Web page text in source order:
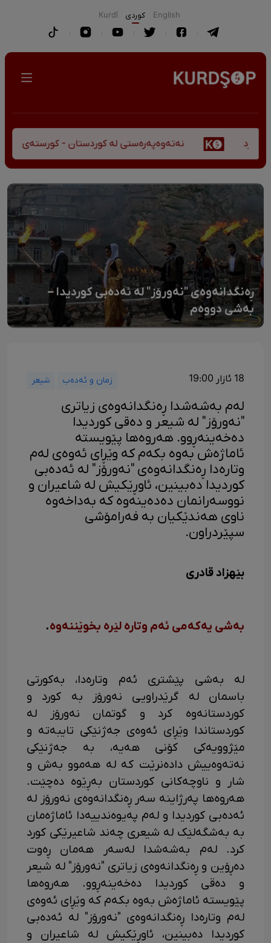
English كوردی Kurdî
نەتەوەپەرەستی لە کوردستان - کورستەی
ڕەنگدانەوەی "نەورۆز" لە ئەدەبی کوردیدا –
بەشی دووەم
18 ئازار 19:00 زمان و ئەدەب شیعر
لەم بەشەشدا ڕەنگدانەوەی زیاتری
"نەورۆز" لە شیعر و دەقی کوردیدا
دەخەینەڕوو. هەروەها پێویستە
ئاماژەش بەوە بکەم کە وێڕای ئەوەی لەم
وتارەدا ڕەنگدانەوەی "نەورۆز" لە ئەدەبی
کوردیدا دەبینین، ئاوڕێکیش لە شاعیران و
نووسەرانمان دەدەینەوە کە بەداخەوە
ناوی هەندێکیان بە فەرامۆشی
سپێردراون.
بێهزاد قادری
بەشی یەکەمی ئەم وتارە لێرە بخوێننەوە.
لە بەشی پێشتری ئەم وتارەدا، بەکورتی
باسمان لە گرێدراویی نەورۆز بە کورد و
کوردستانەوە کرد و گوتمان نەورۆز لە
کوردستاندا وێڕای ئەوەی جەژنێکی تایبەتە و
مێژوویەکی کۆنی ھەیە، بە جەژنێکی
نەتەوەییش دادەنرێت کە لە ھەموو بەش و
شار و ناوچەکانی کوردستان بەڕێوە دەچێت.
هەروەها پەرژاینە سەر ڕەنگدانەوەی نەورۆز لە
ئەدەبی کوردیدا و لەم پەیوەندییەدا ئاماژەمان
بە بەشگەلێک لە شیعری چەند شاعیرێکی کورد
کرد. لەم بەشەشدا لەسەر هەمان ڕەوت
دەڕۆین و ڕەنگدانەوەی زیاتری "نەورۆز" لە شیعر
و دەقی کوردیدا دەخەینەڕوو. هەروەها
پێویستە ئاماژەش بەوە بکەم کە وێڕای ئەوەی
لەم وتارەدا ڕەنگدانەوەی "نەورۆز" لە ئەدەبی
کوردیدا دەبینین، ئاوڕێکیش لە شاعیران و